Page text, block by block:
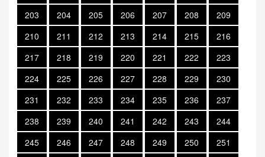
203
204 205 206 207 208
209
210
211 212 213 214 215
216
217
218 219 220 221 222
223
224
225 226 227 228 229
230
231
232 233 234 235 236
237
238
239 240 241 242 243
244
245
246 247 248 249 250
251